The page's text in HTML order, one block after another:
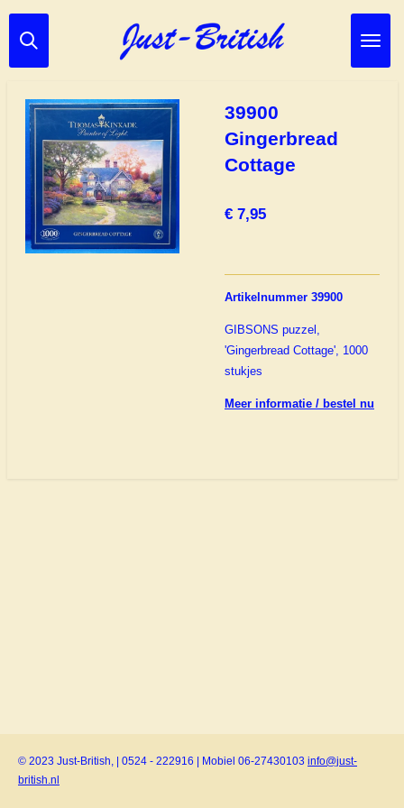
Ga
direct
hoofdinhoud
39900
Gingerbread
Cottage
€ 7,95
Artikelnummer 39900
GIBSONS puzzel,
'Gingerbread Cottage', 1000
stukjes
Meer informatie / bestel nu
© 2023 Just-British, | 0524 - 222916 | Mobiel 06-27430103 info@just-
british.nl